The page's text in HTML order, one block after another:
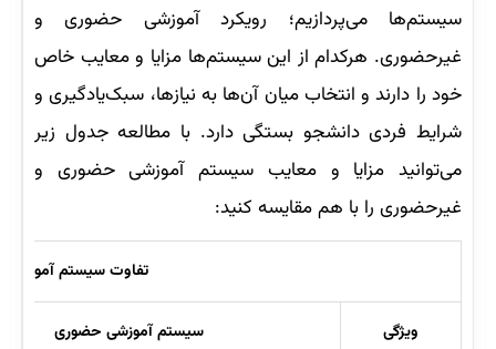
سیستم‌ها می‌پردازیم؛ رویکرد آموزشی حضوری و
غیرحضوری. هرکدام از این سیستم‌ها مزایا و معایب خاص
خود را دارند و انتخاب میان آن‌ها به نیازها، سبک‌یادگیری و
شرایط فردی دانشجو بستگی دارد. با مطالعه جدول زیر
می‌توانید مزایا و معایب سیستم آموزشی حضوری و
غیرحضوری را با هم مقایسه کنید:
تفاوت سیستم
ویژگی سیستم آموزشی حضوری